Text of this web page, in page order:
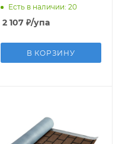
двуслойная
Есть в наличии: 20
2 107₽/упа
В КОРЗИНУ